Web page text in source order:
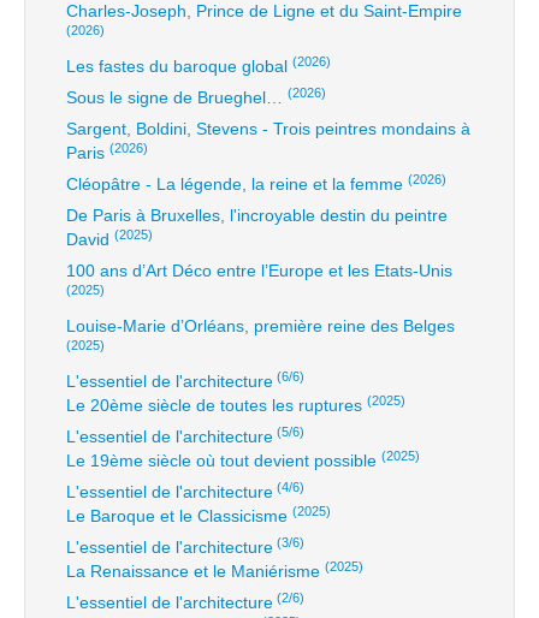
Charles-Joseph, Prince de Ligne et du Saint-Empire
(2026)
Les fastes du baroque global (2026)
Sous le signe de Brueghel… (2026)
Sargent, Boldini, Stevens - Trois peintres mondains à
Paris (2026)
Cléopâtre - La légende, la reine et la femme (2026)
De Paris à Bruxelles, l'incroyable destin du peintre
David (2025)
100 ans d’Art Déco entre l’Europe et les Etats-Unis
(2025)
Louise-Marie d’Orléans, première reine des Belges
(2025)
L'essentiel de l'architecture (6/6)
Le 20ème siècle de toutes les ruptures (2025)
L'essentiel de l'architecture (5/6)
Le 19ème siècle où tout devient possible (2025)
L'essentiel de l'architecture (4/6)
Le Baroque et le Classicisme (2025)
L'essentiel de l'architecture (3/6)
La Renaissance et le Maniérisme (2025)
L'essentiel de l'architecture (2/6)